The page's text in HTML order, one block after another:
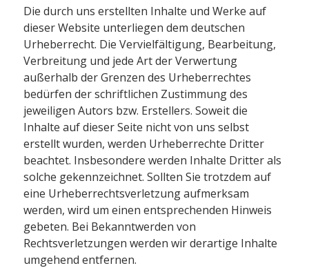
Die durch uns erstellten Inhalte und Werke auf
dieser Website unterliegen dem deutschen
Urheberrecht. Die Vervielfältigung, Bearbeitung,
Verbreitung und jede Art der Verwertung
außerhalb der Grenzen des Urheberrechtes
bedürfen der schriftlichen Zustimmung des
jeweiligen Autors bzw. Erstellers. Soweit die
Inhalte auf dieser Seite nicht von uns selbst
erstellt wurden, werden Urheberrechte Dritter
beachtet. Insbesondere werden Inhalte Dritter als
solche gekennzeichnet. Sollten Sie trotzdem auf
eine Urheberrechtsverletzung aufmerksam
werden, wird um einen entsprechenden Hinweis
gebeten. Bei Bekanntwerden von
Rechtsverletzungen werden wir derartige Inhalte
umgehend entfernen.